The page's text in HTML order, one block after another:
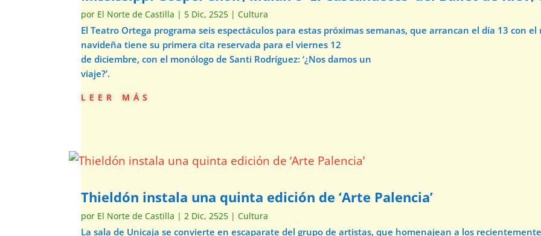
por El Norte de Castilla | 5 Dic, 2525 |Cultura
El Teatro Ortega programa seis espectáculos para estas próximas semanas, que arrancan el día 13 con
navideña tiene su primera cita reservada para el viernes 12
de diciembre, con el monólogo de Santi Rodríguez: ‘¿Nos damos un
viaje?’.
leer más
Thieldón instala una quinta edición de ‘Arte Palencia’
por El Norte de Castilla | 2 Dic, 2525 |Cultura
La sala de Unicaja se convierte en escaparate del grupo de artistas, que homenajean a los